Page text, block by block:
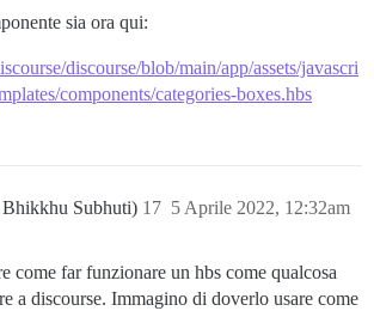
sia ora qui:
discourse/blob/main/app/assets/javascri
components/categories-boxes.hbs
Subhuti) 5 Aprile 2022, 12:32am
17
far funzionare un hbs come qualcosa
a discourse. Immagino di doverlo usare come